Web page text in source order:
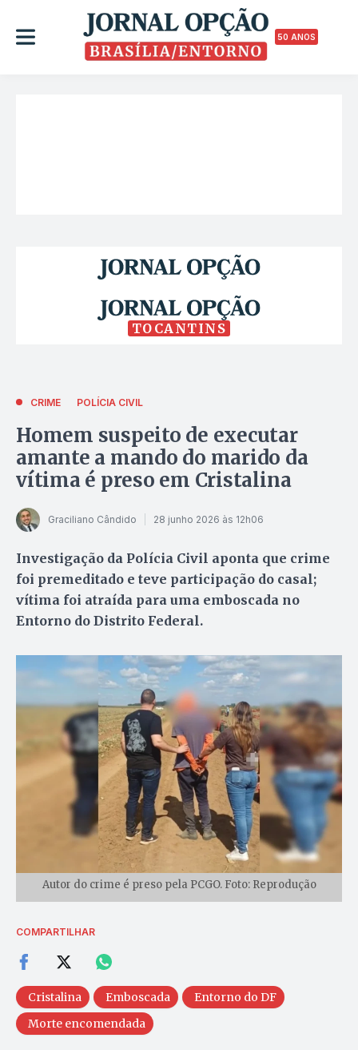
50 ANOS
TOCANTINS
CRIME POLÍCIA CIVIL
Homem suspeito de executar
amante a mando do marido da
vítima é preso em Cristalina
Graciliano Cândido 28 junho 2026 às 12h06
Investigação da Polícia Civil aponta que crime
foi premeditado e teve participação do casal;
vítima foi atraída para uma emboscada no
Entorno do Distrito Federal.
Autor do crime é preso pela PCGO. Foto: Reprodução
COMPARTILHAR
Cristalina Emboscada
Entorno do DF
Morte encomendada